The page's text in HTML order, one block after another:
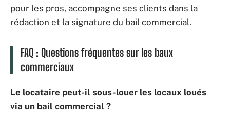
pour les pros, accompagne ses clients dans la
rédaction et la signature du bail commercial.
FAQ : Questions fréquentes sur les baux
commerciaux
Le locataire peut-il sous-louer les locaux loués
via un bail commercial ?